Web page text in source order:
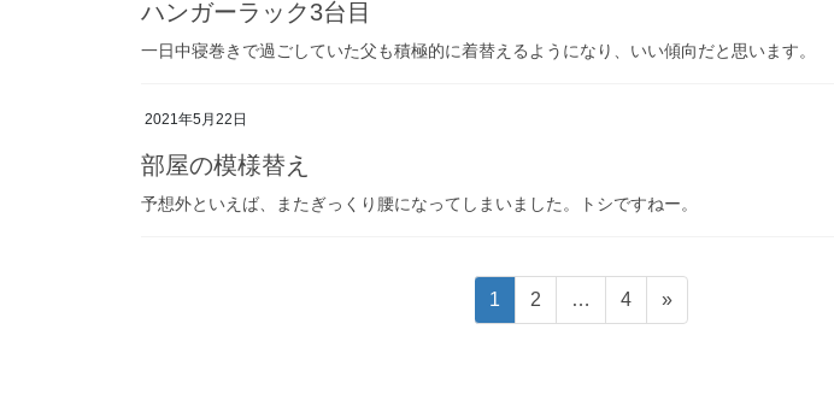
ハンガーラック3台目
一日中寝巻きで過ごしていた父も積極的に着替えるようになり、いい傾向だと思います。
2021年5月22日
部屋の模様替え
予想外といえば、またぎっくり腰になってしまいました。トシですねー。
Page
1 Page
2 … Page
4 »